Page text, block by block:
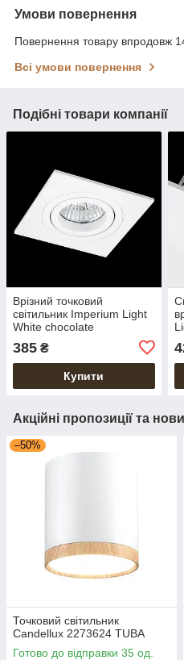
Умови повернення
Повернення товару впродовж
Всі умови повернення
Подібні товари компанії
Врізний точковий
світильник Imperium Light
White chocolate
385 ₴
Купити
Акційні пропозиції та
–50%
Точковий світильник
Candellux 2273624 TUBA
Готово до відправки 35 од.